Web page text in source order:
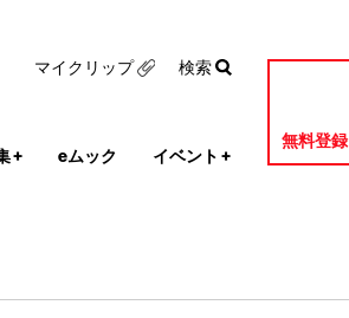
+ eムック イベント +
無料登録
マイクリップ 検索